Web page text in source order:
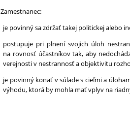
Zamestnanec:
je povinný sa zdržať takej politickej alebo
postupuje pri plnení svojich úloh
na rovnosť účastníkov tak, aby
verejnosti v nestrannosť a objektivitu
je povinný konať v súlade s cieľmi a
výhodu, ktorá by mohla mať vplyv na